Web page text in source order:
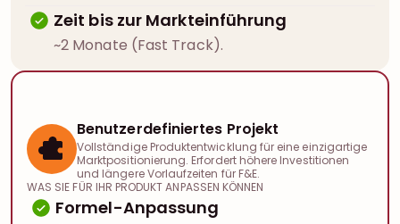
Zeit bis zur Markteinführung
~2 Monate (Fast Track).
Benutzerdefiniertes Projekt
Vollständige Produktentwicklung für eine einzigartige
Marktpositionierung. Erfordert höhere Investitionen
und längere Vorlaufzeiten für F&E.
WAS SIE FÜR IHR PRODUKT ANPASSEN KÖNNEN
Formel-Anpassung